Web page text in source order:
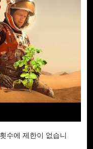
수에 제한이 없습니